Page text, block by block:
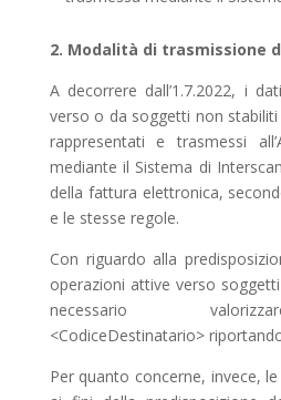
2. Modalità di trasmissione
A decorrere dall’1.7.2022, i
verso o da soggetti non
rappresentati e trasmessi
mediante il Sistema di
della fattura elettronica,
e le stesse regole.
Con riguardo alla
operazioni attive verso
necessario
<CodiceDestinatario> riportando
Per quanto concerne, invece,